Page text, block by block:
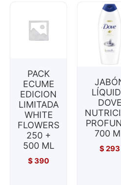
PACK
ECUME
EDICION
LIMITADA
WHITE
FLOWERS
250 +
500 ML
$ 390
DOVE
700
$293